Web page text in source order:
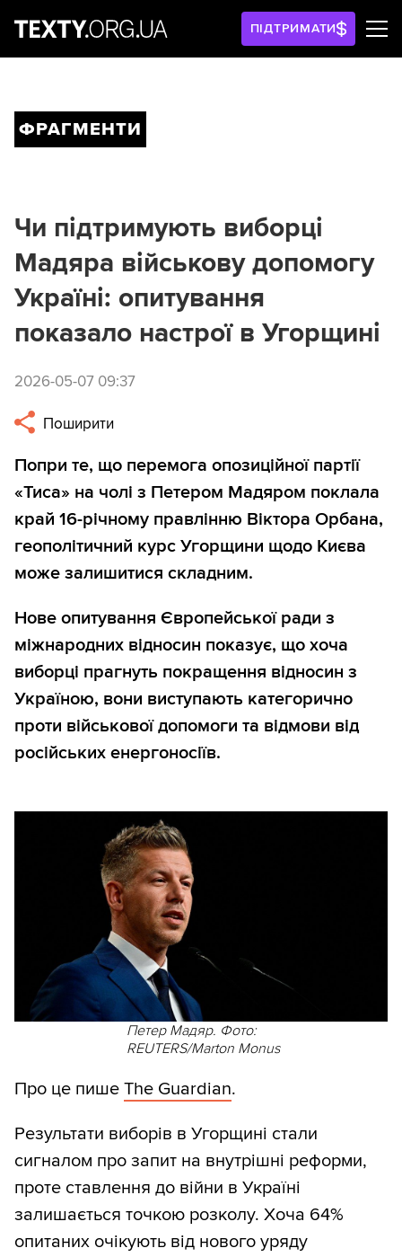
ПІДТРИМАТИ
ФРАГМЕНТИ
Чи підтримують виборці
Мадяра військову допомогу
Україні: опитування
показало настрої в Угорщині
2026-05-07 09:37
Поширити
Попри те, що перемога опозиційної партії
«Тиса» на чолі з Петером Мадяром поклала
край 16-річному правлінню Віктора Орбана,
геополітичний курс Угорщини щодо Києва
може залишитися складним.
Нове опитування Європейської ради з
міжнародних відносин показує, що хоча
виборці прагнуть покращення відносин з
Україною, вони виступають категорично
проти військової допомоги та відмови від
російських енергоносіїв.
Петер Мадяр. Фото:
REUTERS/Marton Monus
Про це пише The Guardian.
Результати виборів в Угорщині стали
сигналом про запит на внутрішні реформи,
проте ставлення до війни в Україні
залишається точкою розколу. Хоча 64%
опитаних очікують від нового уряду